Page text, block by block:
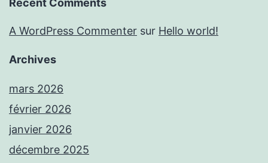
Recent Comments
A WordPress Commenter sur Hello world!
Archives
mars 2026
février 2026
janvier 2026
décembre 2025